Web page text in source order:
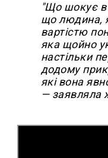
"Що шокує в
що людина,
вартістю
яка щойно
настільки
додому
які вона
— заявляла